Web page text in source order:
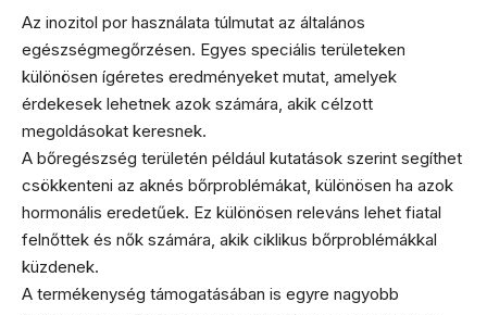
Az inozitol por használata túlmutat az általános
egészségmegőrzésen. Egyes speciális területeken
különösen ígéretes eredményeket mutat, amelyek
érdekesek lehetnek azok számára, akik célzott
megoldásokat keresnek.
A bőregészség területén például kutatások szerint segíthet
csökkenteni az aknés bőrproblémákat, különösen ha azok
hormonális eredetűek. Ez különösen releváns lehet fiatal
felnőttek és nők számára, akik ciklikus bőrproblémákkal
küzdenek.
A termékenység támogatásában is egyre nagyobb